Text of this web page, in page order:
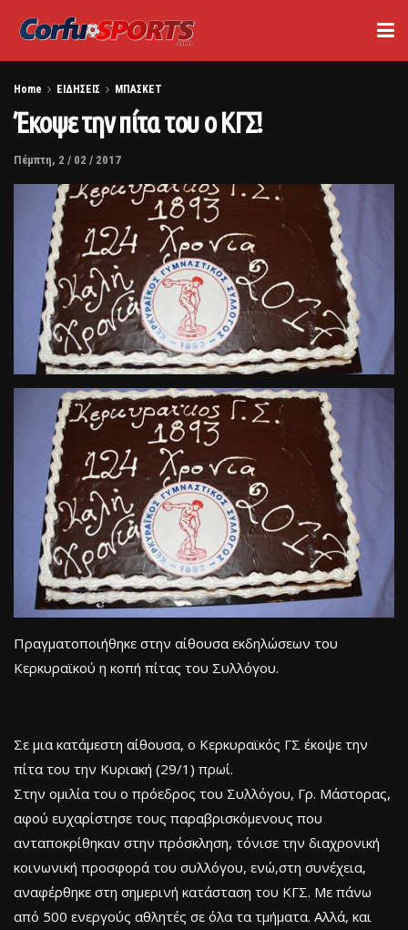
Home ΕΙΔΗΣΕΙΣ ΜΠΑΣΚΕΤ
Έκοψε την πίτα του ο ΚΓΣ!
Πέμπτη, 2 / 02 / 2017
Πραγματοποιήθηκε στην αίθουσα εκδηλώσεων του
Κερκυραϊκού η κοπή πίτας του Συλλόγου.
Σε μια κατάμεστη αίθουσα, ο Κερκυραϊκός ΓΣ έκοψε την
πίτα του την Κυριακή (29/1) πρωί.
Στην ομιλία του ο πρόεδρος του Συλλόγου, Γρ. Μάστορας,
αφού ευχαρίστησε τους παραβρισκόμενους που
ανταποκρίθηκαν στην πρόσκληση, τόνισε την διαχρονική
κοινωνική προσφορά του συλλόγου, ενώ,στη συνέχεια,
αναφέρθηκε στη σημερινή κατάσταση του ΚΓΣ. Με πάνω
από 500 ενεργούς αθλητές σε όλα τα τμήματα. Αλλά, και